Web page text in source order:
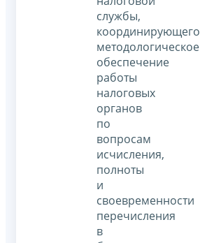
службы,
координирующего
методологическое
обеспечение
работы
налоговых
органов
по
вопросам
исчисления,
полноты
и
своевременности
перечисления
в